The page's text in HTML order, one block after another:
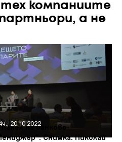
компаниите
а не
20.10.2022на банково-
Снимка: Николай